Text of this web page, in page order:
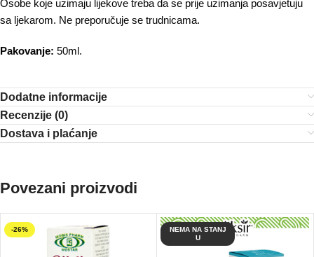
Osobe koje uzimaju lijekove treba da se prije uzimanja posavjetuju
sa ljekarom. Ne preporučuje se trudnicama.
Pakovanje: 50ml.
Dodatne informacije
Recenzije (0)
Dostava i plaćanje
Povezani proizvodi
-26%
NEMA NA STANJ
U